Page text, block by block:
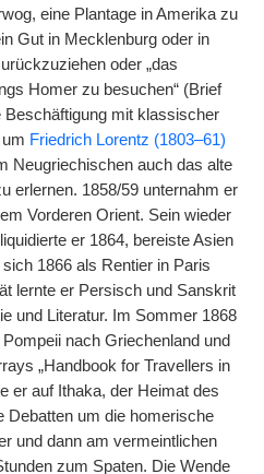
eine Plantage in Amerika zu
Gut in Mecklenburg oder in
oder „das
Homer zu besuchen“ (Brief
Beschäftigung mit klassischer
Friedrich Lorentz (1803–61)
Neugriechischen auch das alte
erlernen. 1858/59 unternahm er
Vorderen Orient. Sein wieder
er 1864, bereiste Asien
1866 als Rentier in Paris
lernte er Persisch und Sanskrit
und Literatur. Im Sommer 1868
nach Griechenland und
„Handbook for Travellers in
er auf Ithaka, der Heimat des
Debatten um die homerische
und dann am vermeintlichen
zum Spaten. Die Wende